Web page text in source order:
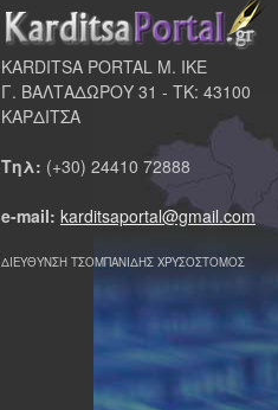
KARDITSA PORTAL Μ. ΙΚΕ
Γ. ΒΑΛΤΑΔΩΡΟΥ 31 - ΤΚ: 43100
ΚΑΡΔΙΤΣΑ
Τηλ: (+30) 24410 72888
e-mail: karditsaportal@gmail.com
ΔΙΕΥΘΥΝΣΗ ΤΣΟΜΠΑΝΙΔΗΣ ΧΡΥΣΟΣΤΟΜΟΣ